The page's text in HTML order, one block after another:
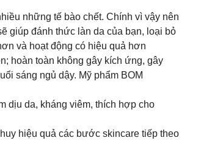
những tế bào chết. Chính vì vậy nên
giúp đánh thức làn da của bạn, loại bỏ
và hoạt động có hiệu quả hơn
hoàn toàn không gây kích ứng, gây
sáng ngủ dậy. Mỹ phẩm BOM
dịu da, kháng viêm, thích hợp cho
hiệu quả các bước skincare tiếp theo